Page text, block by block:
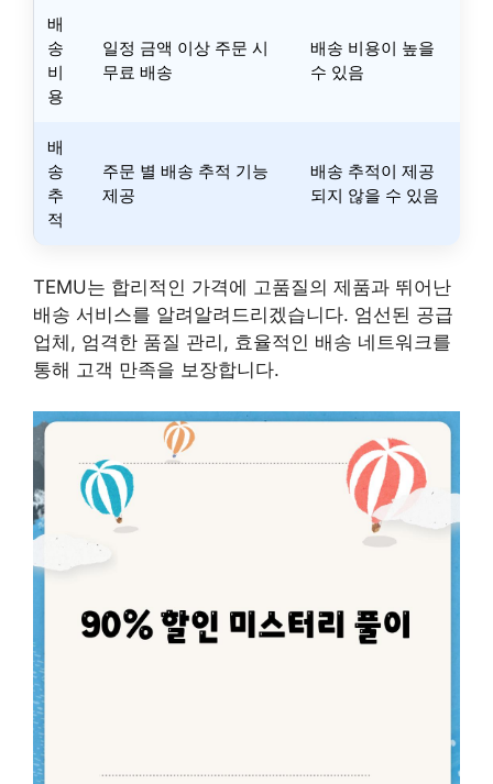
배
송
비
용
일정 금액 이상 주문 시
무료 배송
배송 비용이 높을
수 있음
배
송
추
적
주문 별 배송 추적 기능
제공
배송 추적이 제공
되지 않을 수 있음
TEMU는 합리적인 가격에 고품질의 제품과 뛰어난
배송 서비스를 알려알려드리겠습니다. 엄선된 공급
업체, 엄격한 품질 관리, 효율적인 배송 네트워크를
통해 고객 만족을 보장합니다.